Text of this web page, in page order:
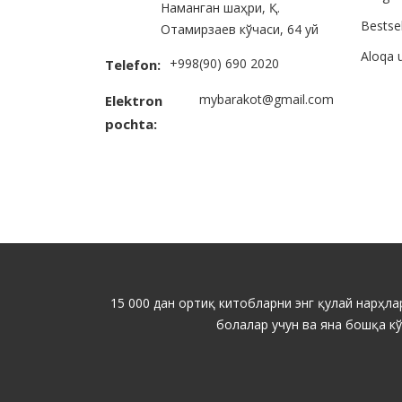
Наманган шаҳри, Қ.
Отамирзаев кўчаси, 64 уй
Telefon: +998(90) 690 2020
Elektron
pochta:
mybarakot@gmail.com
Aloqa
15 000 дан ортиқ китобларни энг қулай
болалар учун ва яна бошқа